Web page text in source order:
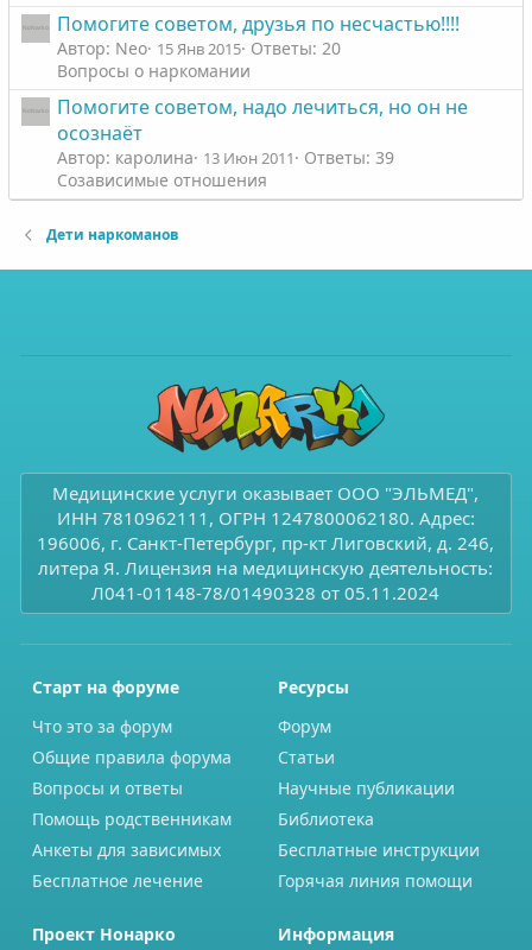
Помогите советом, друзья по несчастью!!!!
Автор: Neo 15 Янв 2015 Ответы: 20
Вопросы о наркомании
Помогите советом, надо лечиться, но он не
осознаёт
Автор: каролина 13 Июн 2011
Ответы: 39
Созависимые отношения
Дети наркоманов
Медицинские услуги оказывает ООО "ЭЛЬМЕД",
ИНН 7810962111, ОГРН 1247800062180. Адрес:
196006, г. Санкт-Петербург, пр-кт Лиговский, д. 246,
литера Я. Лицензия на медицинскую деятельность:
Л041-01148-78/01490328 от 05.11.2024
Старт на форуме
Что это за форум
Общие правила форума
Вопросы и ответы
Помощь родственникам
Анкеты для зависимых
Бесплатное лечение
Ресурсы
Форум
Статьи
Научные публикации
Библиотека
Бесплатные инструкции
Горячая линия помощи
Проект Нонарко Информация